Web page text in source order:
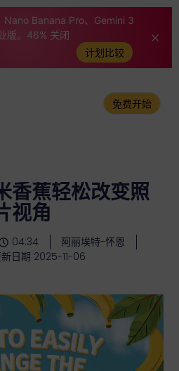
Banana Pro、Gemini 3
版。46% 关闭
计划比较
免费开始
香蕉轻松改变照
视角
04:34
阿丽埃特-怀恩
日期 2025-11-06